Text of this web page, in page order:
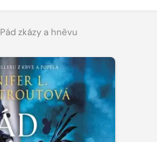
Pád zkázy a hněvu